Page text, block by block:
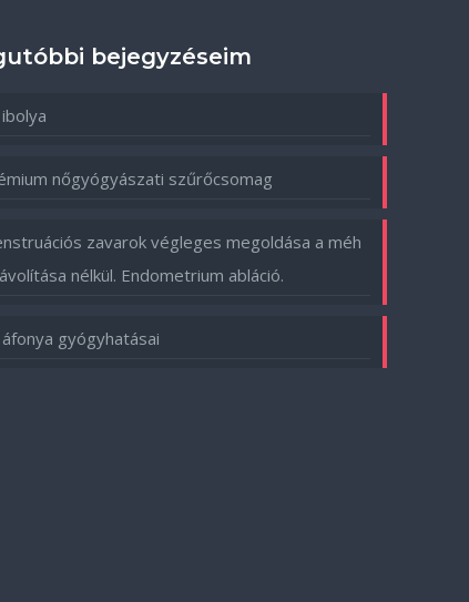
bejegyzéseim
nőgyógyászati szűrőcsomag
zavarok végleges megoldása a méh
nélkül. Endometrium abláció.
gyógyhatásai